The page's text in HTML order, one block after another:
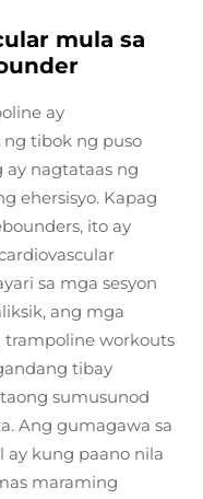
mula sa
ay
tibok ng puso
nagtataas ng
ehersisyo. Kapag
ito ay
sa mga sesyon
ang mga
workouts
tibay
sumusunod
Ang gumagawa sa
ay kung paano nila
maraming